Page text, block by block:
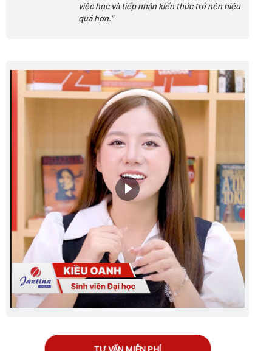
việc học và tiếp nhận kiến thức trở nên hiệu
quả hơn.”
TƯ VẤN MIỄN PHÍ